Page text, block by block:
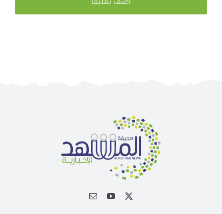
المتصفح لاستخدامها المرة المقبلة في تعليقي.